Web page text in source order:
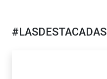
#LASDESTACADAS